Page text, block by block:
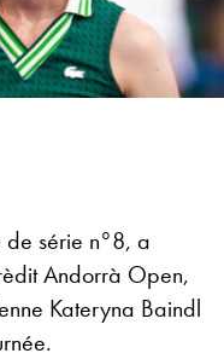
de série n°8, a
Andorrà Open,
Kateryna Baindl